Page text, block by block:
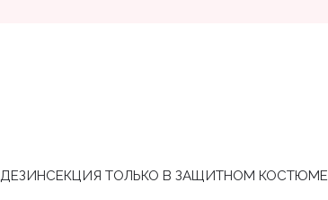
ДЕЗИНСЕКЦИЯ ТОЛЬКО В ЗАЩИТНОМ КОСТЮМЕ